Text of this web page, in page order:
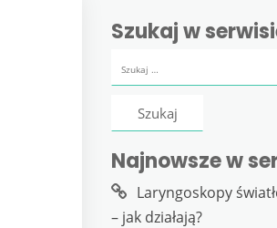
Szukaj w
Najnowsze w
Laryngoskopy
– jak działają?